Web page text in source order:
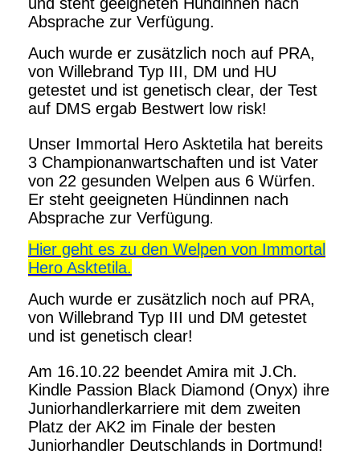
Absprache zur Verfügung.
Auch wurde er zusätzlich noch auf PRA,
von Willebrand Typ III, DM und HU
getestet und ist genetisch clear, der Test
auf DMS ergab Bestwert low risk!
Unser Immortal Hero Asktetila hat bereits
3 Championanwartschaften und ist Vater
von 22 gesunden Welpen aus 6 Würfen.
Er steht geeigneten Hündinnen nach
Absprache zur Verfügung.
Hier geht es zu den Welpen von Immortal
Hero Asktetila.
Auch wurde er zusätzlich noch auf PRA,
von Willebrand Typ III und DM getestet
und ist genetisch clear!
Am 16.10.22 beendet Amira mit J.Ch.
Kindle Passion Black Diamond (Onyx) ihre
Juniorhandlerkarriere mit dem zweiten
Platz der AK2 im Finale der besten
Juniorhandler Deutschlands in Dortmund!